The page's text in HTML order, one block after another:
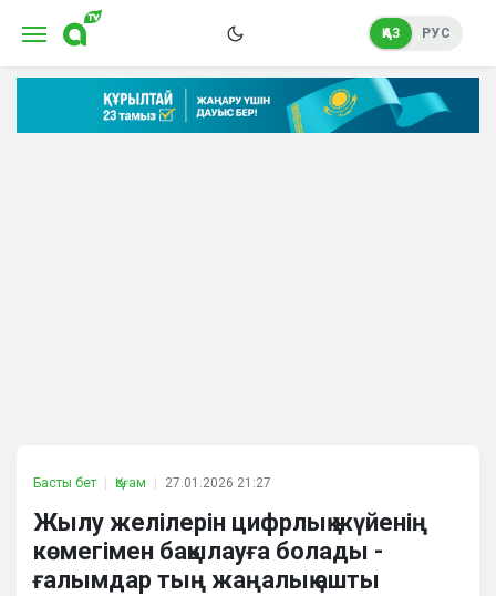
ҚАЗ РУС
Басты бет Қоғам 27.01.2026 21:27
Жылу желілерін цифрлық жүйенің
көмегімен бақылауға болады -
ғалымдар тың жаңалық ашты